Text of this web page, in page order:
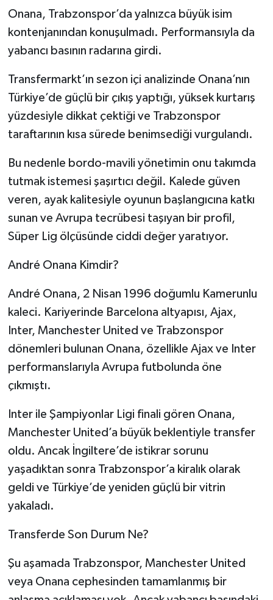
Onana, Trabzonspor’da yalnızca büyük isim
kontenjanından konuşulmadı. Performansıyla da
yabancı basının radarına girdi.
Transfermarkt’ın sezon içi analizinde Onana’nın
Türkiye’de güçlü bir çıkış yaptığı, yüksek kurtarış
yüzdesiyle dikkat çektiği ve Trabzonspor
taraftarının kısa sürede benimsediği vurgulandı.
Bu nedenle bordo-mavili yönetimin onu takımda
tutmak istemesi şaşırtıcı değil. Kalede güven
veren, ayak kalitesiyle oyunun başlangıcına katkı
sunan ve Avrupa tecrübesi taşıyan bir profil,
Süper Lig ölçüsünde ciddi değer yaratıyor.
André Onana Kimdir?
André Onana, 2 Nisan 1996 doğumlu Kamerunlu
kaleci. Kariyerinde Barcelona altyapısı, Ajax,
Inter, Manchester United ve Trabzonspor
dönemleri bulunan Onana, özellikle Ajax ve Inter
performanslarıyla Avrupa futbolunda öne
çıkmıştı.
Inter ile Şampiyonlar Ligi finali gören Onana,
Manchester United’a büyük beklentiyle transfer
oldu. Ancak İngiltere’de istikrar sorunu
yaşadıktan sonra Trabzonspor’a kiralık olarak
geldi ve Türkiye’de yeniden güçlü bir vitrin
yakaladı.
Transferde Son Durum Ne?
Şu aşamada Trabzonspor, Manchester United
veya Onana cephesinden tamamlanmış bir